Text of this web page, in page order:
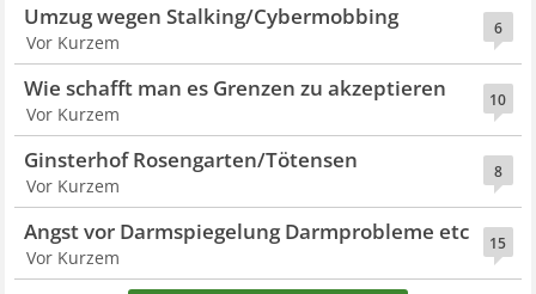
6
Umzug wegen Stalking/Cybermobbing
Vor Kurzem
10
Wie schafft man es Grenzen zu akzeptieren
Vor Kurzem
8
Ginsterhof Rosengarten/Tötensen
Vor Kurzem
15
Angst vor Darmspiegelung Darmprobleme etc
Vor Kurzem